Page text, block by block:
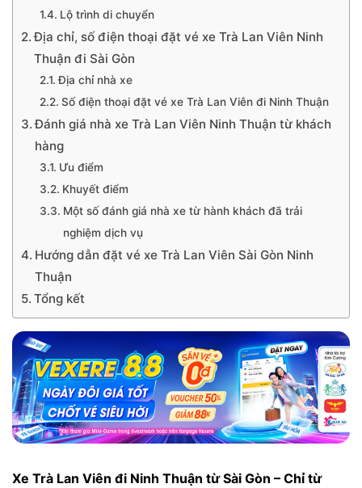
Lộ trình di chuyển
Địa chỉ, số điện thoại đặt vé xe Trà Lan Viên Ninh
Thuận đi Sài Gòn
Địa chỉ nhà xe
Số điện thoại đặt vé xe Trà Lan Viên đi Ninh Thuận
Đánh giá nhà xe Trà Lan Viên Ninh Thuận từ khách
hàng
Ưu điểm
Khuyết điểm
Một số đánh giá nhà xe từ hành khách đã trải
nghiệm dịch vụ
Hướng dẫn đặt vé xe Trà Lan Viên Sài Gòn Ninh
Thuận
Tổng kết
Xe Trà Lan Viên đi Ninh Thuận từ Sài Gòn – Chỉ từ